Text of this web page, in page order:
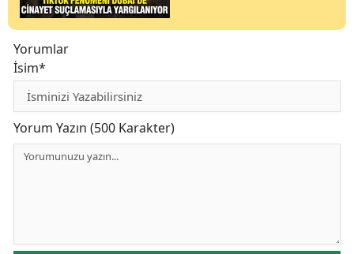
Yorumlar
İsim*
Yorum Yazın (500 Karakter)